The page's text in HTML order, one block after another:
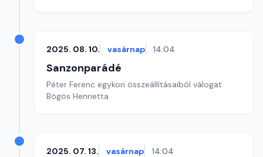
2025. 08. 10. vasárnap 14:04
Sanzonparádé
Péter Ferenc egykori összeállításaiból válogat
Bögös Henrietta
2025. 07. 13. vasárnap 14:04